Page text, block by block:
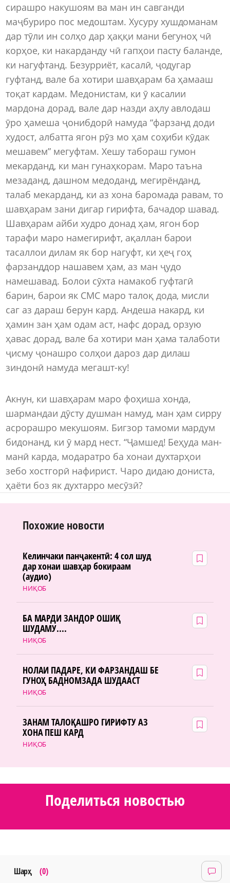
сирашро накушоям ва ман ин савганди
маҷбуриро пос медоштам. Хусуру хушдоманам
дар тӯли ин солҳо дар ҳаққи мани бегуноҳ чӣ
корҳое, ки накарданду чӣ гапҳои пасту баланде,
ки нагуфтанд. Безурриёт, касалӣ, ҷодугар
гуфтанд, вале ба хотири шавҳарам ба ҳамааш
тоқат кардам. Медонистам, ки ӯ касалии
мардона дорад, вале дар назди аҳлу авлодаш
ӯро ҳамеша ҷонибдорӣ намуда “фарзанд доди
худост, албатта ягон рӯз мо ҳам соҳиби кӯдак
мешавем” мегуфтам. Хешу табораш гумон
мекарданд, ки ман гунаҳкорам. Маро таъна
мезаданд, дашном медоданд, мегирёнданд,
талаб мекарданд, ки аз хона баромада равам, то
шавҳарам зани дигар гирифта, бачадор шавад.
Шавҳарам айби худро донад ҳам, ягон бор
тарафи маро намегирифт, ақаллан барои
тасаллои дилам як бор нагуфт, ки ҳеҷ гоҳ
фарзанддор нашавем ҳам, аз ман ҷудо
намешавад. Болои сӯхта намакоб гуфтагӣ
барин, барои як СМС маро талоқ дода, мисли
саг аз дараш берун кард. Андеша накард, ки
ҳамин зан ҳам одам аст, нафс дорад, орзую
ҳавас дорад, вале ба хотири ман ҳама талаботи
ҷисму ҷонашро солҳои дароз дар дилаш
зиндонӣ намуда мегашт-ку!
Акнун, ки шавҳарам маро фоҳиша хонда,
шармандаи дӯсту душман намуд, ман ҳам сирру
асрорашро мекушоям. Бигзор тамоми мардум
бидонанд, ки ӯ мард нест. “Ҷамшед! Беҳуда ман-
манӣ карда, модаратро ба хонаи духтарҳои
зебо хостгорӣ нафирист. Чаро дидаю дониста,
ҳаёти боз як духтарро месӯзӣ?
Похожие новости
НИҚОБ
Келинчаки панҷакентӣ: 4 сол шуд
дар хонаи шавҳар бокираам
(аудио)
НИҚОБ
БА МАРДИ ЗАНДОР ОШИҚ
ШУДАМУ....
НИҚОБ
НОЛАИ ПАДАРЕ, КИ ФАРЗАНДАШ БЕ
ГУНОҲ БАДНОМЗАДА ШУДААСТ
НИҚОБ
ЗАНАМ ТАЛОҚАШРО ГИРИФТУ АЗ
ХОНА ПЕШ КАРД
Поделиться новостью
Шарҳ (0)